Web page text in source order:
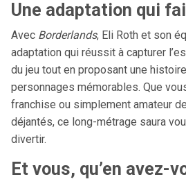
Une adaptation qui
Avec Borderlands, Eli Roth et son
adaptation qui réussit à capturer
du jeu tout en proposant une
personnages mémorables. Que
franchise ou simplement amateur
déjantés, ce long-métrage saura
divertir.
Et vous, qu’en avez-